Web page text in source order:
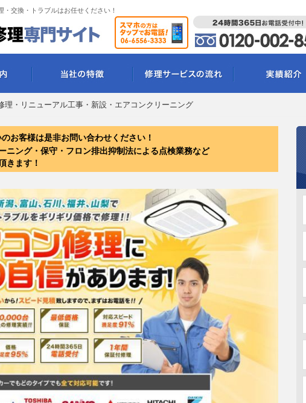
交換・トラブルはお任せください！
・リニューアル工事・新設・エアコンクリーニング
お客様は是非お問い合わせください！
ニング・保守・フロン排出抑制法による点検業務など
きます！